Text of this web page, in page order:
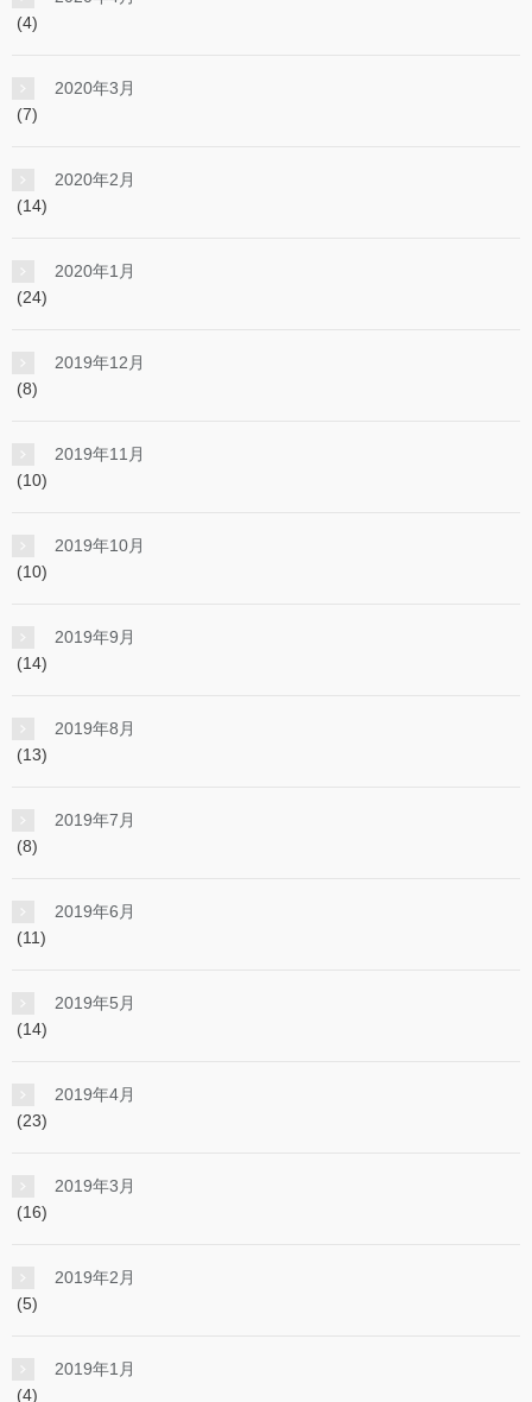
(4)
2020年3月
(7)
2020年2月
(14)
2020年1月
(24)
2019年12月
(8)
2019年11月
(10)
2019年10月
(10)
2019年9月
(14)
2019年8月
(13)
2019年7月
(8)
2019年6月
(11)
2019年5月
(14)
2019年4月
(23)
2019年3月
(16)
2019年2月
(5)
2019年1月
(4)